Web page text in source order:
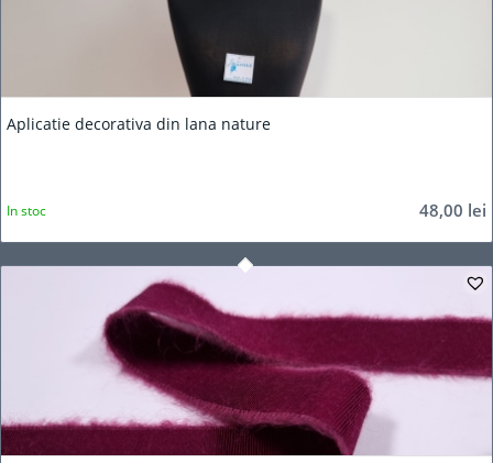
Aplicatie decorativa din lana nature
48,00 lei
In stoc